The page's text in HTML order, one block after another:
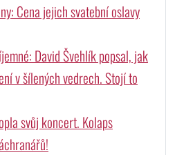
Cena jejich svatební oslavy
David Švehlík popsal, jak
v šílených vedrech. Stojí to
svůj koncert. Kolaps